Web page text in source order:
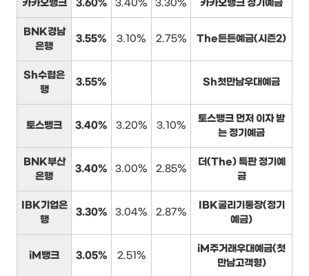
카카오뱅크 3.60% 3.40% 3.30% 카카오뱅크 정기예금
BNK경남
은행
3.55% 3.10% 2.75% The든든예금(시즌2)
Sh수협은
행
3.55% Sh첫만남우대예금
토스뱅크 3.40% 3.20% 3.10%
토스뱅크 먼저 이자 받
는 정기예금
BNK부산
은행
3.40% 3.00% 2.85%
더(The) 특판 정기예
금
IBK기업은
행
3.30% 3.04% 2.87%
IBK굴리기통장(정기
예금)
iM뱅크 3.05% 2.51%
iM주거래우대예금(첫
만남고객형)